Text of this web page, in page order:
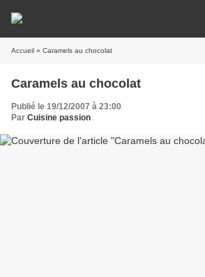
Accueil » Caramels au chocolat
Caramels au chocolat
Publié le 19/12/2007 à 23:00
Par Cuisine passion